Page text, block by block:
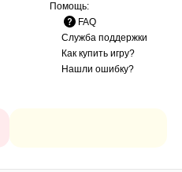
Помощь:
FAQ
Служба поддержки
Как купить игру?
Нашли ошибку?